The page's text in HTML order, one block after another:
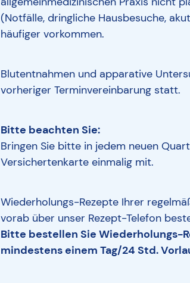
(Notfälle, dringliche Hausbesuche,
häufiger vorkommen.
Blutentnahmen und apparative
vorheriger Terminvereinbarung statt.
Bitte beachten Sie:
Bringen Sie bitte in jedem neuen
Versichertenkarte einmalig mit.
Wiederholungs-Rezepte Ihrer
vorab über unser Rezept-Telefon
Bitte bestellen Sie Wiederholungs-
mindestens einem Tag/24 Std.